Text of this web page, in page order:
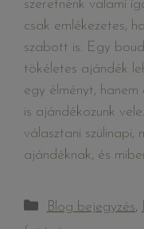
szeretnénk valami
csak emlékezetes,
szabott is. Egy
tökéletes ajándék
egy élményt,
is ajándékozunk
választani szülinapi,
ajándéknak, és
Blog bejegyzés,